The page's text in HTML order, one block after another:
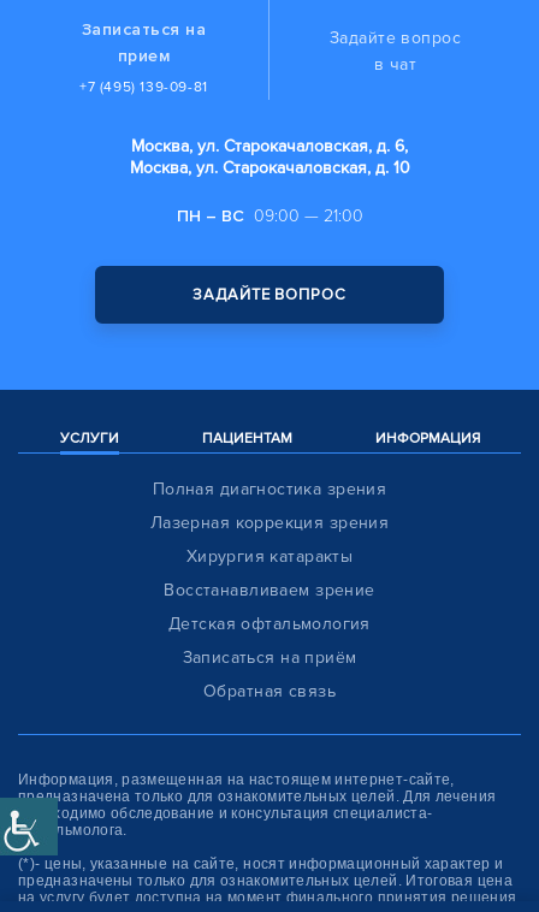
Записаться на
прием
+7 (495) 139-09-81
Задайте вопрос
в чат
Москва, ул. Старокачаловская, д. 6,
Москва, ул. Старокачаловская, д. 10
ПН – ВС 09:00 — 21:00
ЗАДАЙТЕ ВОПРОС
УСЛУГИ ПАЦИЕНТАМ ИНФОРМАЦИЯ
Полная диагностика зрения
Лазерная коррекция зрения
Хирургия катаракты
Восстанавливаем зрение
Детская офтальмология
Записаться на приём
Обратная связь
Информация, размещенная на настоящем интернет-сайте,
предназначена только для ознакомитель­ных целей. Для лечения
необходимо обследование и консультация специалиста-
офтальмолога.
(*)- цены, указанные на сайте, носят информационный характер и
предназначены только для ознакомительных целей. Итоговая цена
на услугу будет доступна на момент финального принятия решения